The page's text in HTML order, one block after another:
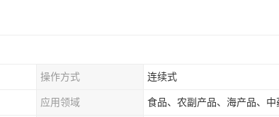
操作方式 连续式
应用领域